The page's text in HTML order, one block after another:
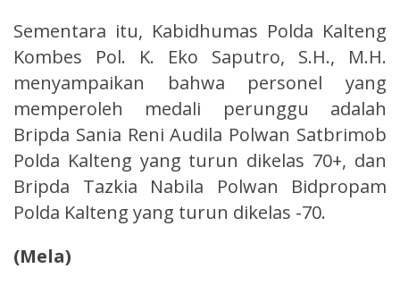
Sementara itu, Kabidhumas Polda Kalteng
Kombes Pol. K. Eko Saputro, S.H., M.H.
menyampaikan bahwa personel yang
memperoleh medali perunggu adalah
Bripda Sania Reni Audila Polwan Satbrimob
Polda Kalteng yang turun dikelas 70+, dan
Bripda Tazkia Nabila Polwan Bidpropam
Polda Kalteng yang turun dikelas -70.
(Mela)